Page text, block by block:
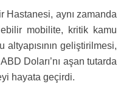
Hastanesi, aynı zamanda
mobilite, kritik kamu
geliştirilmesi,
Doları’nı aşan tutarda
hayata geçirdi.